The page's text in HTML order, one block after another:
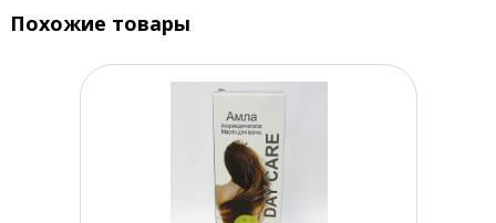
Похожие товары